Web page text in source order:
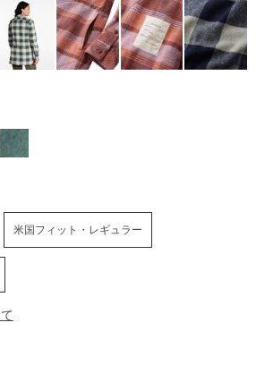
womens/signature/shirts/g/
米国フィット・レギュラー